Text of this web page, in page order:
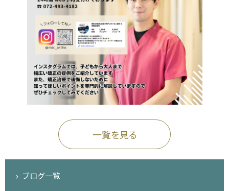
一覧を見る
ブログ一覧